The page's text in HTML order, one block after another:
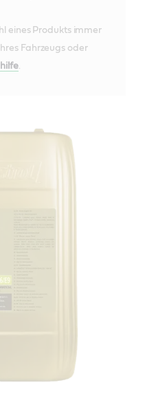
eines Produkts immer
Fahrzeugs oder
.